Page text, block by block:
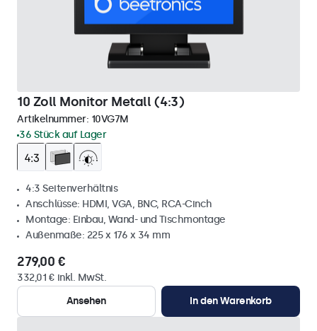
10 Zoll Monitor Metall (4:3)
Artikelnummer: 10VG7M
36 Stück auf Lager
4:3 Seitenverhältnis
Anschlüsse: HDMI, VGA, BNC, RCA-Cinch
Montage: Einbau, Wand- und Tischmontage
Außenmaße: 225 x 176 x 34 mm
279,00 €
332,01 € inkl. MwSt.
Ansehen
In den Warenkorb